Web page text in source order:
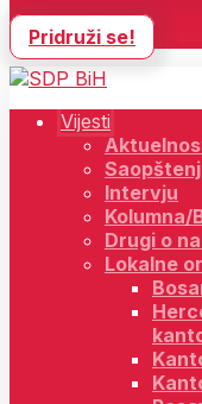
Pridruži se!
Vijesti
Intervju
Kolumna/
Drugi o
Lokalne